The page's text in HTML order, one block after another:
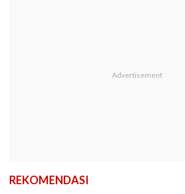
REKOMENDASI